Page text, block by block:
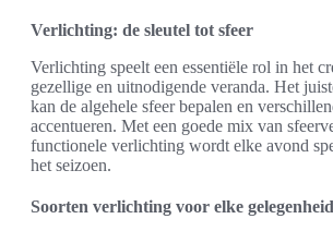
Verlichting: de sleutel tot sfeer
Verlichting speelt een essentiële rol in het
gezellige en uitnodigende veranda. Het
kan de algehele sfeer bepalen en
accentueren. Met een goede mix van
functionele verlichting wordt elke avond
het seizoen.
Soorten verlichting voor elke gelegenheid